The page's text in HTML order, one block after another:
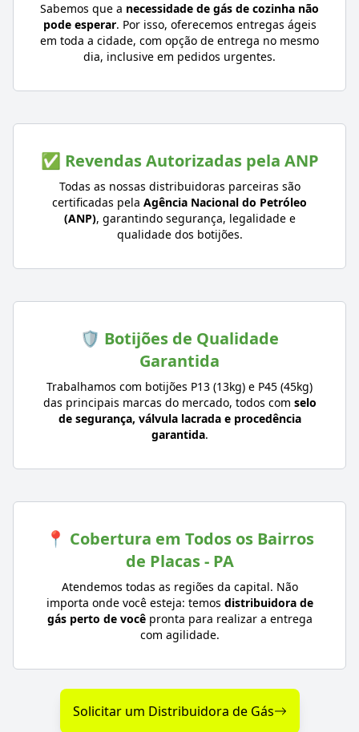
Sabemos que a necessidade de gás de cozinha não
pode esperar. Por isso, oferecemos entregas ágeis
em toda a cidade, com opção de entrega no mesmo
dia, inclusive em pedidos urgentes.
✅ Revendas Autorizadas pela ANP
Todas as nossas distribuidoras parceiras são
certificadas pela Agência Nacional do Petróleo
(ANP), garantindo segurança, legalidade e
qualidade dos botijões.
🛡️ Botijões de Qualidade
Garantida
Trabalhamos com botijões P13 (13kg) e P45 (45kg)
das principais marcas do mercado, todos com selo
de segurança, válvula lacrada e procedência
garantida.
📍 Cobertura em Todos os Bairros
de Placas - PA
Atendemos todas as regiões da capital. Não
importa onde você esteja: temos distribuidora de
gás perto de vocêpronta para realizar a entrega
com agilidade.
Solicitar um Distribuidora de Gás